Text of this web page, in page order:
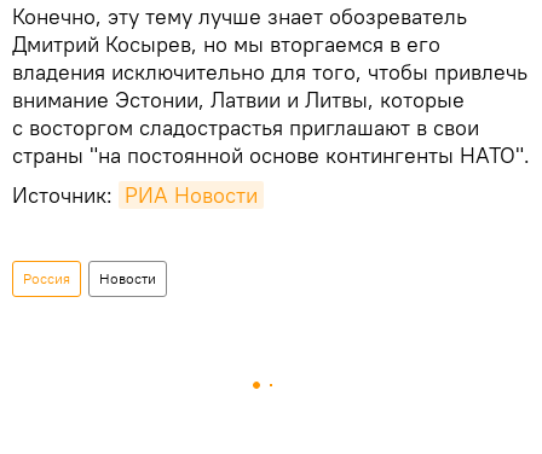
Конечно, эту тему лучше знает обозреватель
Дмитрий Косырев, но мы вторгаемся в его
владения исключительно для того, чтобы привлечь
внимание Эстонии, Латвии и Литвы, которые
с восторгом сладострастья приглашают в свои
страны "на постоянной основе контингенты НАТО".
Источник: РИА Новости
Россия Новости